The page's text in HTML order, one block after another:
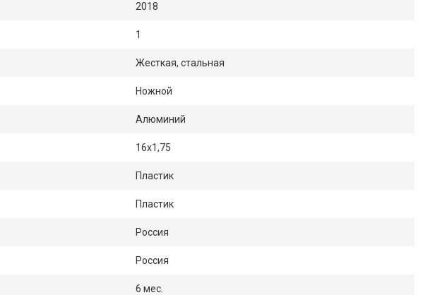
2018
1
Жесткая, стальная
Ножной
Алюминий
16x1,75
Пластик
Пластик
Россия
Россия
6 мес.